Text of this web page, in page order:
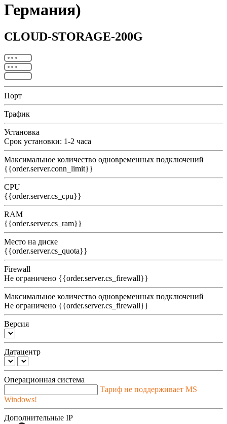
Германия)
CLOUD-STORAGE-200G
Порт
Трафик
Установка
Срок установки: 1-2 часа
Максимальное количество одновременных подключений
{{order.server.conn_limit}}
CPU
{{order.server.cs_cpu}}
RAM
{{order.server.cs_ram}}
Место на диске
{{order.server.cs_quota}}
Firewall
Не ограничено {{order.server.cs_firewall}}
Максимальное количество одновременных подключений
Не ограничено {{order.server.cs_firewall}}
Версия
Датацентр
Операционная система
Тариф не поддерживает MS
Windows!
Дополнительные IP